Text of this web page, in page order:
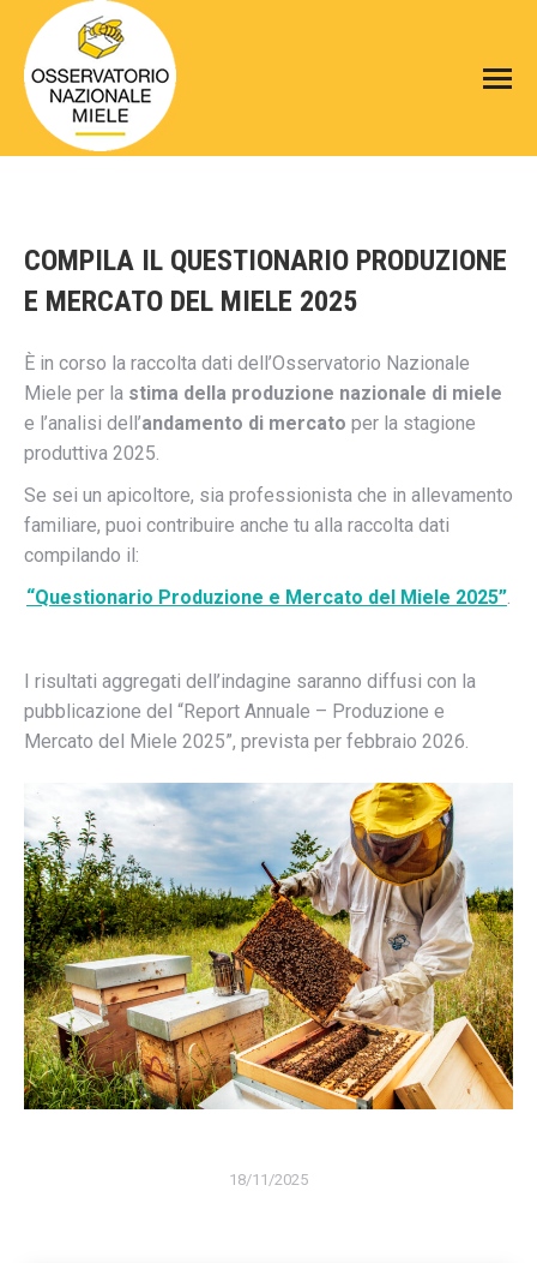
COMPILA IL QUESTIONARIO PRODUZIONE
E MERCATO DEL MIELE 2025
È in corso la raccolta dati dell’Osservatorio Nazionale
Miele per la stima della produzione nazionale di miele
e l’analisi dell’andamento di mercato per la stagione
produttiva 2025.
Se sei un apicoltore, sia professionista che in allevamento
familiare, puoi contribuire anche tu alla raccolta dati
compilando il:
“Questionario Produzione e Mercato del Miele 2025”.
I risultati aggregati dell’indagine saranno diffusi con la
pubblicazione del “Report Annuale – Produzione e
Mercato del Miele 2025”, prevista per febbraio 2026.
18/11/2025